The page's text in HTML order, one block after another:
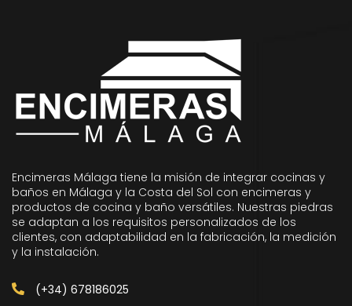
Encimeras Málaga tiene la misión de integrar cocinas y
baños en Málaga y la Costa del Sol con encimeras y
productos de cocina y baño versátiles. Nuestras piedras
se adaptan a los requisitos personalizados de los
clientes, con adaptabilidad en la fabricación, la medición
y la instalación.
(+34) 678186025